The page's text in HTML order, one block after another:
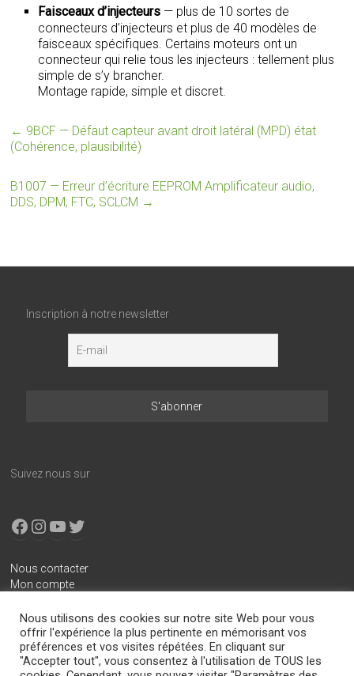
Faisceaux d’injecteurs — plus de 10 sortes de
connecteurs d’injecteurs et plus de 40 modèles de
faisceaux spécifiques. Certains moteurs ont un
connecteur qui relie tous les injecteurs : tellement plus
simple de s’y brancher.
Montage rapide, simple et discret.
← 9BCF — Défaut capteur avant droit latéral (MPD) état
(Cohérence, plausibilité)
B1007 — Erreur d’écriture EEPROM Amplificateur audio,
DDS, DPM, FTC, SCLCM →
Inscription à notre newsletter
Suivez nous sur
Facebook
Instagram
YouTube
X
Nous contacter
Mon compte
Conditions générales de vente
Mentions légales
Politique de confidentialité
Nous utilisons des cookies sur notre site Web pour vous
offrir l'expérience la plus pertinente en mémorisant vos
préférences et vos visites répétées. En cliquant sur
"Accepter tout", vous consentez à l'utilisation de TOUS les